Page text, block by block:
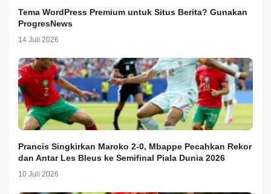
Tema WordPress Premium untuk Situs Berita? Gunakan
ProgresNews
14 Juli 2026
Prancis Singkirkan Maroko 2-0, Mbappe Pecahkan Rekor
dan Antar Les Bleus ke Semifinal Piala Dunia 2026
10 Juli 2026